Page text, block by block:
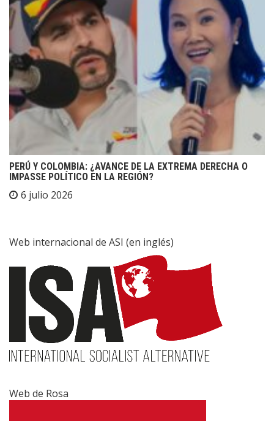
PERÚ Y COLOMBIA: ¿AVANCE DE LA EXTREMA DERECHA O
IMPASSE POLÍTICO EN LA REGIÓN?
6 julio 2026
Web internacional de ASI (en inglés)
Web de Rosa